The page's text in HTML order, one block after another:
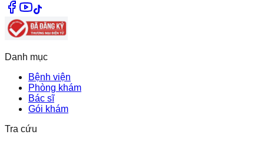
Danh mục
Bệnh viện
Phòng khám
Bác sĩ
Gói khám
Tra cứu